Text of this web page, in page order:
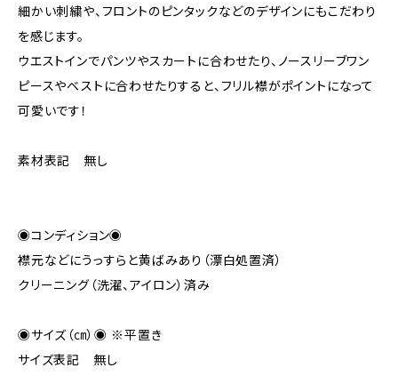
細かい刺繍や、フロントのピンタックなどのデザインにもこだわり
を感じます。
ウエストインでパンツやスカートに合わせたり、ノースリーブワン
ピースやベストに合わせたりすると、フリル襟がポイントになって
可愛いです！
素材表記 無し
◉コンディション◉
襟元などにうっすらと黄ばみあり（漂白処置済）
クリーニング（洗濯、アイロン）済み
◉サイズ（㎝）◉ ※平置き
サイズ表記 無し